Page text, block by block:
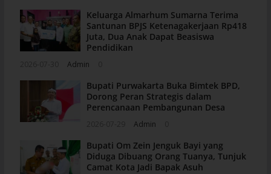
Keluarga Almarhum Sumarna Terima
Santunan BPJS Ketenagakerjaan Rp418
Juta, Dua Anak Dapat Beasiswa
Pendidikan
Admin
Bupati Purwakarta Buka Bimtek BPD,
Dorong Peran Strategis dalam
Perencanaan Pembangunan Desa
Admin
Bupati Om Zein Jenguk Bayi yang
Diduga Dibuang Orang Tuanya, Tunjuk
Camat Kota Jadi Bapak Asuh